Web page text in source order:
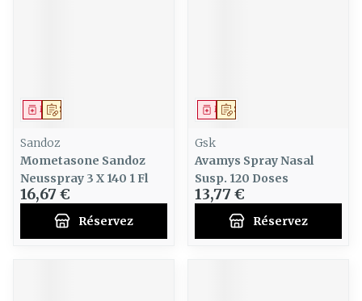
Sur prescription
Médicament
Sandoz
Mometasone Sandoz
Neusspray 3 X 140 1 Fl
16,67 €
Réservez
Sur prescription
Médicament
Gsk
Avamys Spray Nasal
Susp. 120 Doses
13,77 €
Réservez